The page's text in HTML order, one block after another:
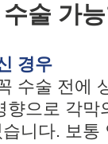
술 가
경우
수술 전에
으로 각막
니다. 보통